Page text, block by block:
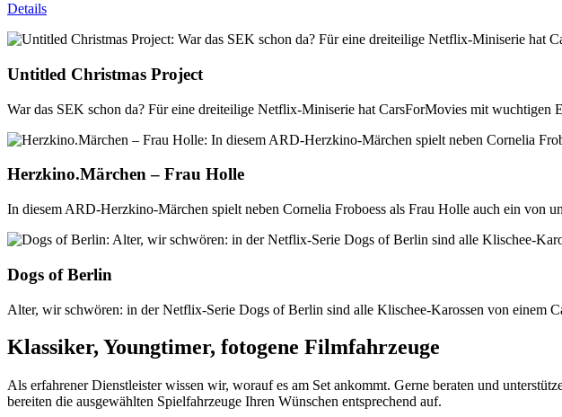
Details
Untitled Christmas Project
War das SEK schon da? Für eine dreiteilige Netflix-Miniserie hat CarsForMovies mit wuchtigen
Herzkino.Märchen – Frau Holle
In diesem ARD-Herzkino-Märchen spielt neben Cornelia Froboess als Frau Holle auch ein von
Dogs of Berlin
Alter, wir schwören: in der Netflix-Serie Dogs of Berlin sind alle Klischee-Karossen von einem
Klassiker, Youngtimer, fotogene Filmfahrzeuge
Als erfahrener Dienstleister wissen wir, worauf es am Set ankommt. Gerne beraten und
bereiten die ausgewählten Spielfahrzeuge Ihren Wünschen entsprechend auf.